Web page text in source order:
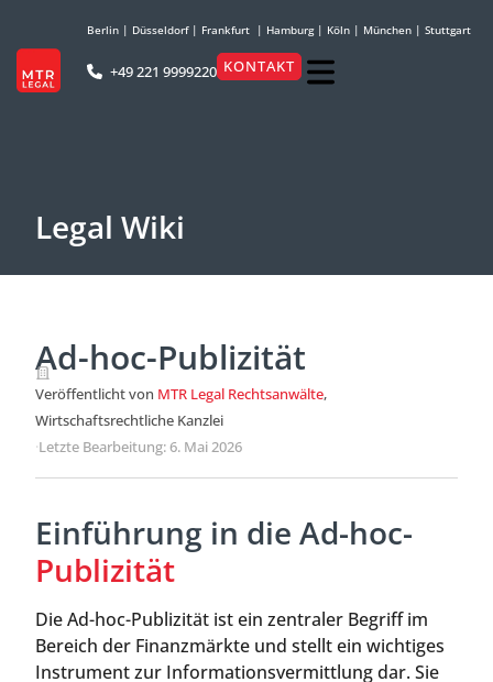
Berlin | Düsseldorf| Frankfurt | Hamburg| Köln | München | Stuttgart
+49 221 9999220 KONTAKT
Legal Wiki
Ad-hoc-Publizität
Veröffentlicht von MTR Legal Rechtsanwälte,
Wirtschaftsrechtliche Kanzlei
·Letzte Bearbeitung: 6. Mai 2026
Einführung in die Ad-hoc-
Publizität
Die Ad-hoc-Publizität ist ein zentraler Begriff im
Bereich der Finanzmärkte und stellt ein wichtiges
Instrument zur Informationsvermittlung dar. Sie